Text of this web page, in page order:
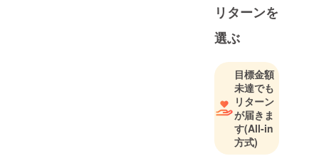
日本は30年
以上遅れて
いると言わ
す。
義務教育で
のパソコン
教育が非常
に遅れてい
るため子供
リターンを
選ぶ
目標金額
未達でも
リターン
が届きま
す(All-in
方式)